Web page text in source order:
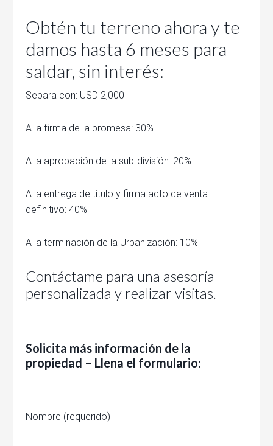
Obtén tu terreno ahora y te
damos hasta 6 meses para
saldar, sin interés:
Separa con: USD 2,000
A la firma de la promesa: 30%
A la aprobación de la sub-división: 20%
A la entrega de título y firma acto de venta
definitivo: 40%
A la terminación de la Urbanización: 10%
Contáctame para una asesoría
personalizada y realizar visitas.
Solicita más información de la
propiedad – Llena el formulario:
Nombre (requerido)